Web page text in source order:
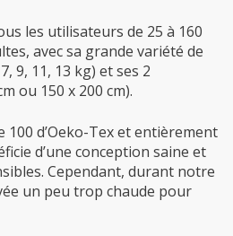
les utilisateurs de 25 à 160
avec sa grande variété de
9, 11, 13 kg) et ses 2
ou 150 x 200 cm).
d’Oeko-Tex et entièrement
d’une conception saine et
Cependant, durant notre
un peu trop chaude pour